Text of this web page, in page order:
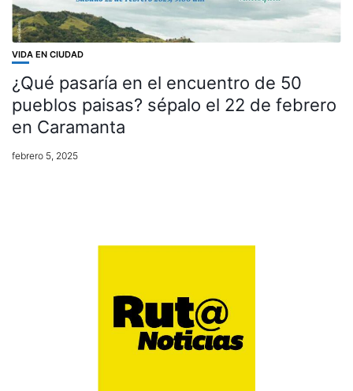
VIDA EN CIUDAD
¿Qué pasaría en el encuentro de 50
pueblos paisas? sépalo el 22 de febrero
en Caramanta
febrero 5, 2025